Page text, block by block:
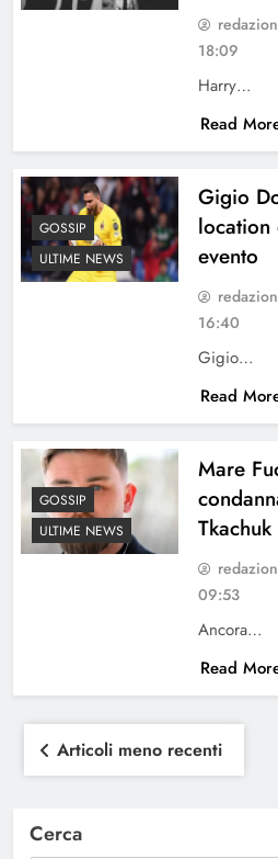
18:09
Harry…
Read
GOSSIP
ULTIME NEWS
Gigio
location
evento
16:40
Gigio…
Read
GOSSIP
ULTIME NEWS
Mare
Tkachuk
09:53
Ancora…
Read
Navigazione
articoli
Articoli meno recenti
Cerca